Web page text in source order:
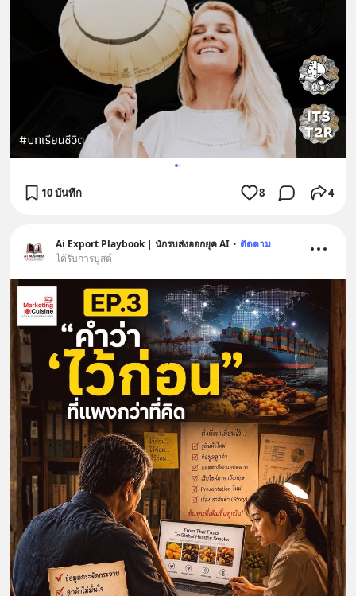
10 บันทึก 8 4
Ai Export Playbook | นักรบส่งออกยุค AI • ติดตาม
ได้รับการบูสต์